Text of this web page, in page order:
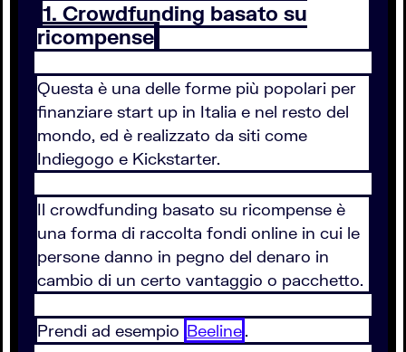
1. Crowdfunding basato su
ricompense
Questa è una delle forme più popolari per
finanziare start up in Italia e nel resto del
mondo, ed è realizzato da siti come
Indiegogo e Kickstarter.
Il crowdfunding basato su ricompense è
una forma di raccolta fondi online in cui le
persone danno in pegno del denaro in
cambio di un certo vantaggio o pacchetto.
Prendi ad esempio Beeline.